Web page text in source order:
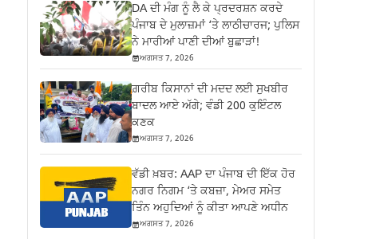
DA ਦੀ ਮੰਗ ਨੂੰ ਲੈ ਕੇ ਪ੍ਰਦਰਸ਼ਨ ਕਰਦੇ
ਪੰਜਾਬ ਦੇ ਮੁਲਾਜ਼ਮਾਂ ‘ਤੇ ਲਾਠੀਚਾਰਜ; ਪੁਲਿਸ
ਨੇ ਮਾਰੀਆਂ ਪਾਣੀ ਦੀਆਂ ਬੁਛਾੜਾਂ!
ਅਗਸਤ 7, 2026
ਗ਼ਰੀਬ ਕਿਸਾਨਾਂ ਦੀ ਮਦਦ ਲਈ ਸੁਖਬੀਰ
ਬਾਦਲ ਆਏ ਅੱਗੇ; ਵੰਡੀ 200 ਕੁਇੰਟਲ
ਕਣਕ
ਅਗਸਤ 7, 2026
ਵੱਡੀ ਖ਼ਬਰ: AAP ਦਾ ਪੰਜਾਬ ਦੀ ਇੱਕ ਹੋਰ
ਨਗਰ ਨਿਗਮ ‘ਤੇ ਕਬਜ਼ਾ, ਮੇਅਰ ਸਮੇਤ
ਤਿੰਨ ਅਹੁਦਿਆਂ ਨੂੰ ਕੀਤਾ ਆਪਣੇ ਅਧੀਨ
ਅਗਸਤ 7, 2026